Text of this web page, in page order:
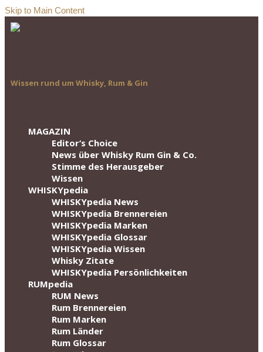
Skip to Main Content
Wissen rund um Whisky, Rum & Gin
MAGAZIN
Editor‘s Choice
News über Whisky Rum Gin & Co.
Stimme des Herausgeber
Wissen
WHISKYpedia
WHISKYpedia News
WHISKYpedia Brennereien
WHISKYpedia Marken
WHISKYpedia Glossar
WHISKYpedia Wissen
Whisky Zitate
WHISKYpedia Persönlichkeiten
RUMpedia
RUM News
Rum Brennereien
Rum Marken
Rum Länder
Rum Glossar